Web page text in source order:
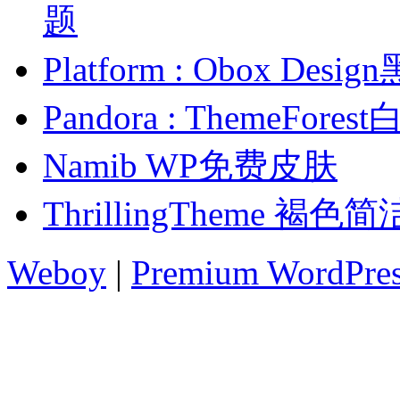
题
Platform : Obox
Pandora :
Namib WP免费皮肤
ThrillingTheme 褐色简
Weboy | Premium